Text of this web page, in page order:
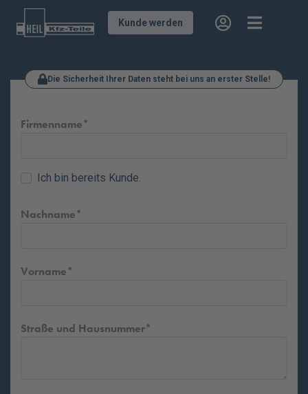
Kunde werden
Die Sicherheit Ihrer Daten steht bei uns an erster Stelle!
Firmenname
Ich bin bereits Kunde.
Nachname
Vorname
Straße und Hausnummer